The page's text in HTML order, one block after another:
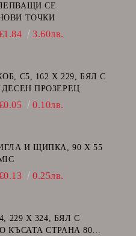
СЕ
ТОЧКИ
3.60лв.
C5, 162 Х 229, БЯЛ С
ПРОЗЕРЕЦ
0.10лв.
И ЩИПКА, 90 Х 55
0.25лв.
229 Х 324, БЯЛ С
КЪСАТА СТРАНА 80